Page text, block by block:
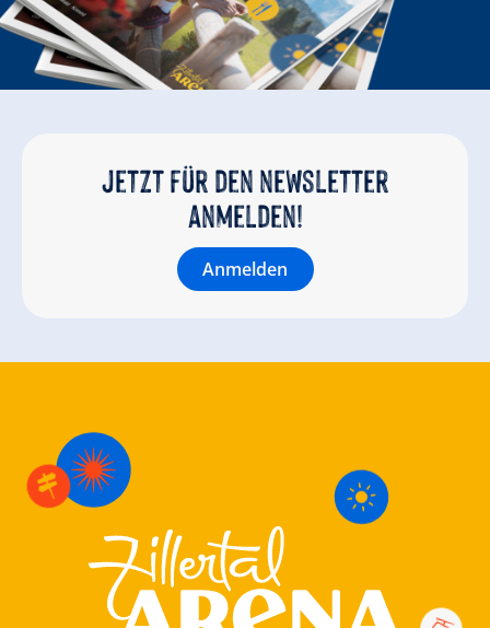
Jetzt für den newsletter
anmelden!
Anmelden